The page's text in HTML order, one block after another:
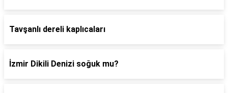
Tavşanlı dereli kaplıcaları
İzmir Dikili Denizi soğuk mu?